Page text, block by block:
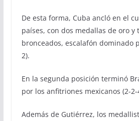
De esta forma, Cuba ancló en el
países, con dos medallas de oro y
bronceados, escalafón dominado
2).
En la segunda posición terminó
por los anfitriones mexicanos (2-2-
Además de Gutiérrez, los